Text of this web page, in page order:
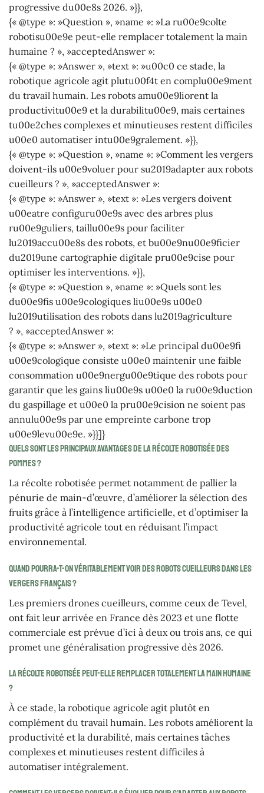
progressive du00e8s 2026. »}},
{« @type »: »Question », »name »: »La ru00e9colte
robotisu00e9e peut-elle remplacer totalement la main
humaine ? », »acceptedAnswer »:
{« @type »: »Answer », »text »: »u00c0 ce stade, la
robotique agricole agit plutu00f4t en complu00e9ment
du travail humain. Les robots amu00e9liorent la
productivitu00e9 et la durabilitu00e9, mais certaines
tu00e2ches complexes et minutieuses restent difficiles
u00e0 automatiser intu00e9gralement. »}},
{« @type »: »Question », »name »: »Comment les vergers
doivent-ils u00e9voluer pour su2019adapter aux robots
cueilleurs ? », »acceptedAnswer »:
{« @type »: »Answer », »text »: »Les vergers doivent
u00eatre configuru00e9s avec des arbres plus
ru00e9guliers, taillu00e9s pour faciliter
lu2019accu00e8s des robots, et bu00e9nu00e9ficier
du2019une cartographie digitale pru00e9cise pour
optimiser les interventions. »}},
{« @type »: »Question », »name »: »Quels sont les
du00e9fis u00e9cologiques liu00e9s u00e0
lu2019utilisation des robots dans lu2019agriculture
? », »acceptedAnswer »:
{« @type »: »Answer », »text »: »Le principal du00e9fi
u00e9cologique consiste u00e0 maintenir une faible
consommation u00e9nergu00e9tique des robots pour
garantir que les gains liu00e9s u00e0 la ru00e9duction
du gaspillage et u00e0 la pru00e9cision ne soient pas
annulu00e9s par une empreinte carbone trop
u00e9levu00e9e. »}}]}
Quels sont les principaux avantages de la récolte robotisée des
pommes ?
La récolte robotisée permet notamment de pallier la
pénurie de main-d’œuvre, d’améliorer la sélection des
fruits grâce à l’intelligence artificielle, et d’optimiser la
productivité agricole tout en réduisant l’impact
environnemental.
Quand pourra-t-on véritablement voir des robots cueilleurs dans les
vergers français ?
Les premiers drones cueilleurs, comme ceux de Tevel,
ont fait leur arrivée en France dès 2023 et une flotte
commerciale est prévue d’ici à deux ou trois ans, ce qui
promet une généralisation progressive dès 2026.
La récolte robotisée peut-elle remplacer totalement la main humaine
?
À ce stade, la robotique agricole agit plutôt en
complément du travail humain. Les robots améliorent la
productivité et la durabilité, mais certaines tâches
complexes et minutieuses restent difficiles à
automatiser intégralement.